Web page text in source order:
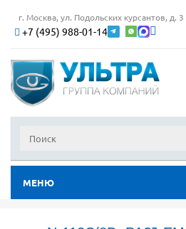
г. Москва, ул. Подольских курсантов, д. 3
+7 (495) 988-01-14
МЕНЮ